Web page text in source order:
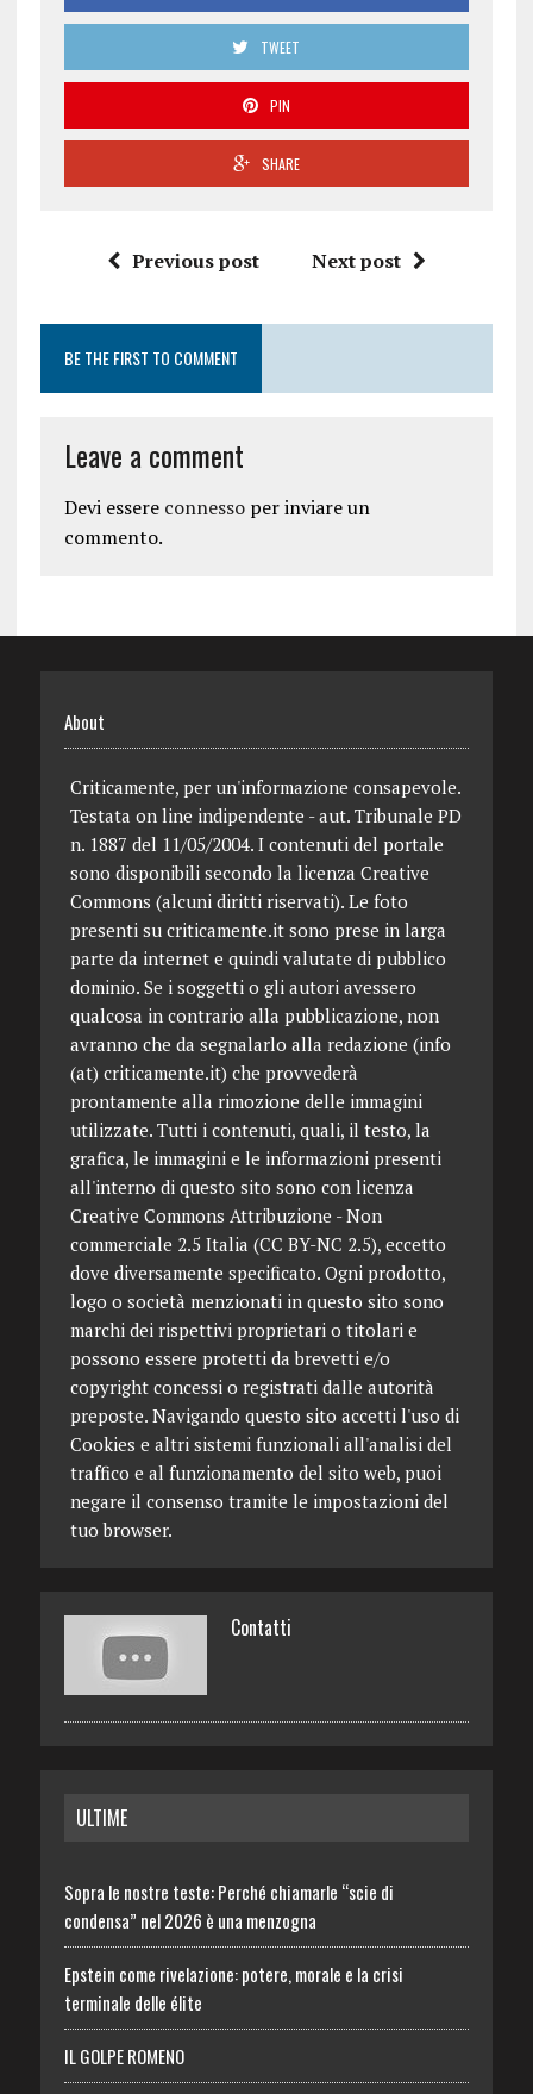
TWEET
PIN
SHARE
Previous post Next post
BE THE FIRST TO COMMENT
Leave a comment
Devi essere connessoper inviare un
commento.
About
Criticamente, per un'informazione consapevole.
Testata on line indipendente - aut. Tribunale PD
n. 1887 del 11/05/2004. I contenuti del portale
sono disponibili secondo la licenza Creative
Commons (alcuni diritti riservati). Le foto
presenti su criticamente.it sono prese in larga
parte da internet e quindi valutate di pubblico
dominio. Se i soggetti o gli autori avessero
qualcosa in contrario alla pubblicazione, non
avranno che da segnalarlo alla redazione (info
(at) criticamente.it) che provvederà
prontamente alla rimozione delle immagini
utilizzate. Tutti i contenuti, quali, il testo, la
grafica, le immagini e le informazioni presenti
all'interno di questo sito sono con licenza
Creative Commons Attribuzione - Non
commerciale 2.5 Italia (CC BY-NC 2.5), eccetto
dove diversamente specificato. Ogni prodotto,
logo o società menzionati in questo sito sono
marchi dei rispettivi proprietari o titolari e
possono essere protetti da brevetti e/o
copyright concessi o registrati dalle autorità
preposte. Navigando questo sito accetti l'uso di
Cookies e altri sistemi funzionali all'analisi del
traffico e al funzionamento del sito web, puoi
negare il consenso tramite le impostazioni del
tuo browser.
Contatti
ULTIME
Sopra le nostre teste: Perché chiamarle “scie di
condensa” nel 2026 è una menzogna
Epstein come rivelazione: potere, morale e la crisi
terminale delle élite
IL GOLPE ROMENO